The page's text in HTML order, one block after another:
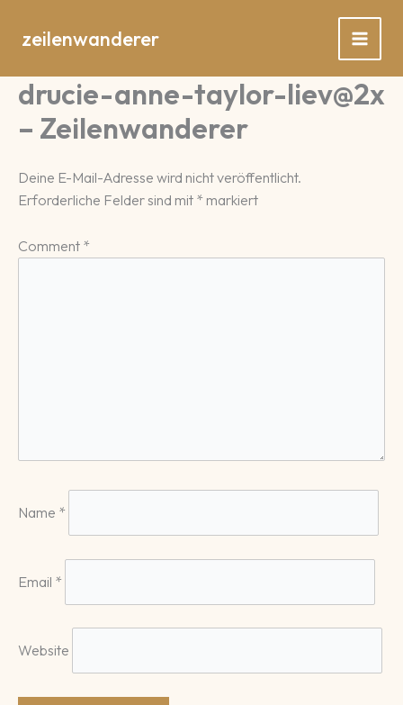
Inhaltzeilenwanderer
drucie-anne-taylor-liev@2x
– Zeilenwanderer
Deine E-Mail-Adresse wird nicht veröffentlicht.
Erforderliche Felder sind mit * markiert
Comment *
Name *
Email *
Website